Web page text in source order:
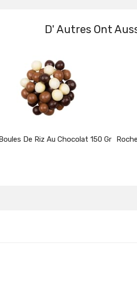
D' Autres Ont
De Riz Au Chocolat 150 Gr